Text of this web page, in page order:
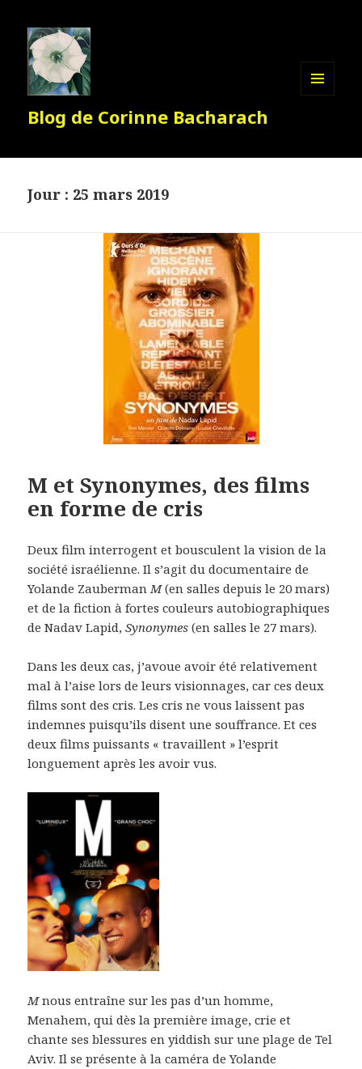
Blog de Corinne Bacharach
Jour : 25 mars 2019
M et Synonymes, des films
en forme de cris
Deux film interrogent et bousculent la vision de la
société israélienne. Il s’agit du documentaire de
Yolande Zauberman M(en salles depuis le 20 mars)
et de la fiction à fortes couleurs autobiographiques
de Nadav Lapid,Synonymes(en salles le 27 mars).
Dans les deux cas, j’avoue avoir été relativement
mal à l’aise lors de leurs visionnages, car ces deux
films sont des cris. Les cris ne vous laissent pas
indemnes puisqu’ils disent une souffrance. Et ces
deux films puissants « travaillent » l’esprit
longuement après les avoir vus.
Mnous entraîne sur les pas d’un homme,
Menahem, qui dès la première image, crie et
chante ses blessures en yiddish sur une plage de Tel
Aviv. Il se présente à la caméra de Yolande